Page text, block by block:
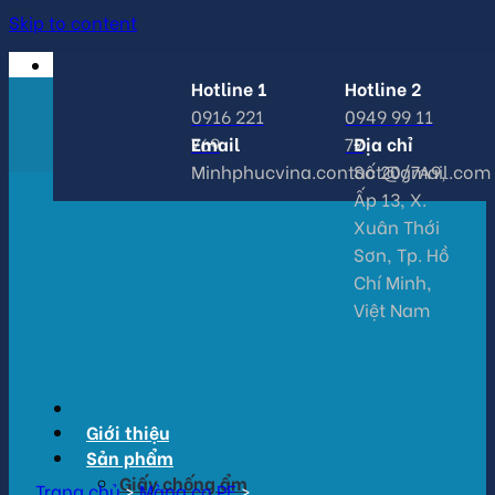
Skip to content
Hotline 1
0916 221
769
Hotline 2
0949 99 11
77
Email
Minhphucvina.contact@gmail.com
Địa chỉ
Số 20/7A9,
Ấp 13, X.
Xuân Thới
Sơn, Tp. Hồ
Chí Minh,
Việt Nam
Giới thiệu
Sản phẩm
Giấy chống ẩm